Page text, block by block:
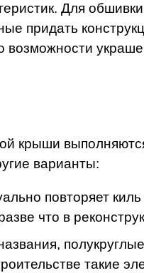
Для
придать
возможности
крыши
варианты:
повторяет
что в
такие